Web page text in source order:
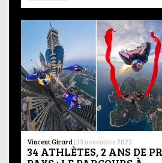
Vincent Girard | 13 novembre 2025
34 ATHLÈTES, 2 ANS DE